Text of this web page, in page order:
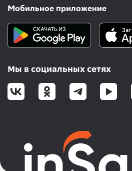
Мобильное приложение
Мы в социальных сетях